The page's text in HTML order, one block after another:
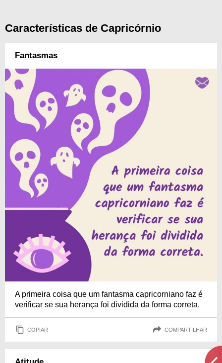
Características de Capricórnio
Fantasmas
A primeira coisa que um fantasma capricorniano faz é
verificar se sua herança foi dividida da forma correta.
COPIAR COMPARTILHAR